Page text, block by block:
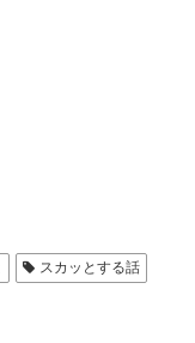
スカッとする話